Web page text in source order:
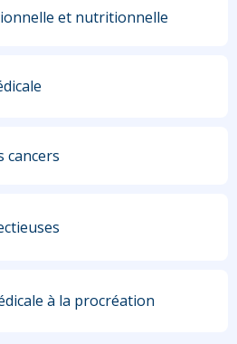
et nutritionnelle
cancers
à la procréation